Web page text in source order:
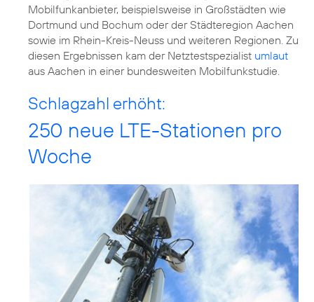
Mobilfunkanbieter, beispielsweise in Großstädten wie
Dortmund und Bochum oder der Städteregion Aachen
sowie im Rhein-Kreis-Neuss und weiteren Regionen. Zu
diesen Ergebnissen kam der Netztestspezialist umlaut
aus Aachen in einer bundesweiten Mobilfunkstudie.
Schlagzahl erhöht:
250 neue LTE-Stationen pro
Woche